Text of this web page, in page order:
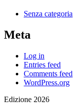
Senza categoria
Meta
Log in
Entries feed
Comments feed
WordPress.org
Edizione 2026